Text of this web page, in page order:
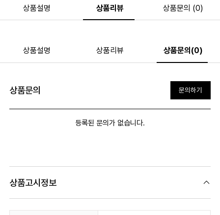
상품설명 상품리뷰 상품문의 (0)
상품설명 상품리뷰 상품문의(0)
상품문의 문의하기
등록된 문의가 없습니다.
상품고시정보